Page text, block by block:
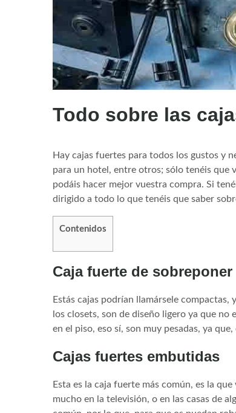
Todo sobre las
Hay cajas fuertes para todos los gustos y
para un hotel, entre otros; sólo tenéis que
podáis hacer mejor vuestra compra. Si
dirigido a todo lo que tenéis que saber
Contenidos
Caja fuerte de sobreponer
Estás cajas podrían llamársele
los closets, son de diseño ligero ya que
en el piso, eso sí, son muy pesadas, ya
Cajas fuertes embutidas
Esta es la caja fuerte más común, es la
mucho en la televisión, o en las casas de